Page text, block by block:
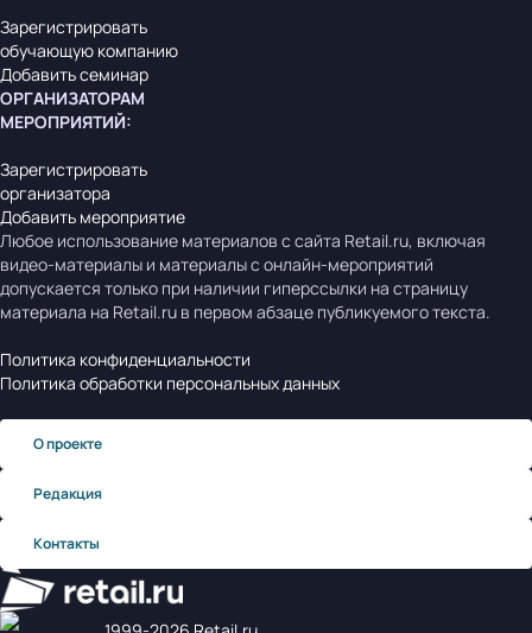
Зарегистрировать
обучающую компанию
Добавить семинар
ОРГАНИЗАТОРАМ
МЕРОПРИЯТИЙ:
Зарегистрировать
организатора
Добавить мероприятие
Любое использование материалов с сайта Retail.ru, включая
видео-материалы и материалы с онлайн-мероприятий
допускается только при наличии гиперссылки на страницу
материала на Retail.ru в первом абзаце публикуемого текста.
Политика конфиденциальности
Политика обработки персональных данных
О проекте
Редакция
Контакты